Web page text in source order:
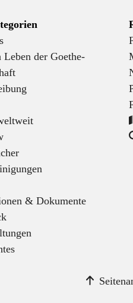
Leben der Goethe-
& Dokumente